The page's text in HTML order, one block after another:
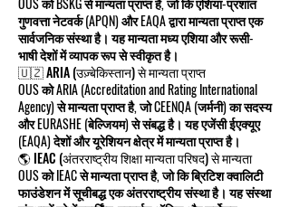
गुणवत्ता नेटवर्क (APQN) और EAQA द्वारा मान्यता प्राप्त एक
सार्वजनिक संस्था है। यह मान्यता मध्य एशिया और रूसी-
भाषी देशों में व्यापक रूप से स्वीकृत है।
🇺🇿 ARIA (उज़्बेकिस्तान) से मान्यता प्राप्त
OUS को ARIA (Accreditation and Rating International
Agency) से मान्यता प्राप्त है, जो CEENQA (जर्मनी) का सदस्य
और EURASHE (बेल्जियम) से संबद्ध है। यह एजेंसी ईएक्यूए
(EAQA) देशों और यूरेशियन क्षेत्र में मान्यता प्राप्त है।
🌎 IEAC (अंतरराष्ट्रीय शिक्षा मान्यता परिषद) से मान्यता
OUS को IEAC से मान्यता प्राप्त है, जो कि ब्रिटिश क्वालिटी
फाउंडेशन में सूचीबद्ध एक अंतरराष्ट्रीय संस्था है। यह संस्था